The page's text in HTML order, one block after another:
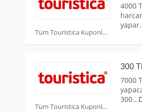
Tüm Touristica Kuponları
4000
yapar.
Tüm Touristica Kuponları
300
7000
300...